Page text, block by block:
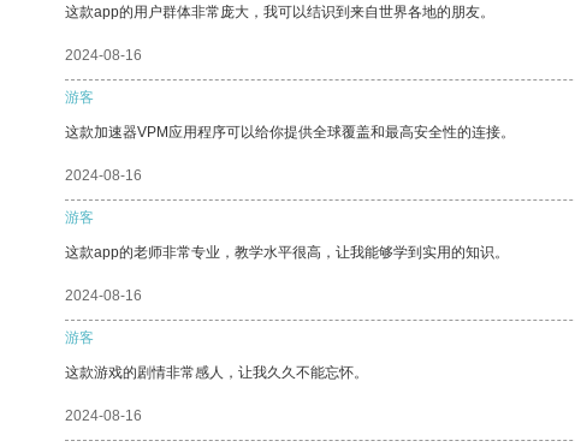
这款app的用户群体非常庞大，我可以结识到来自世界各地的朋友。
2024-08-16
游客
这款加速器VPM应用程序可以给你提供全球覆盖和最高安全性的连接。
2024-08-16
游客
这款app的老师非常专业，教学水平很高，让我能够学到实用的知识。
2024-08-16
游客
这款游戏的剧情非常感人，让我久久不能忘怀。
2024-08-16